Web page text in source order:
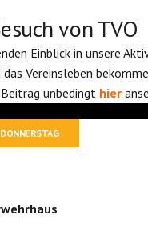
von TVO
Einblick in unsere
das Vereinsleben
unbedingt hier